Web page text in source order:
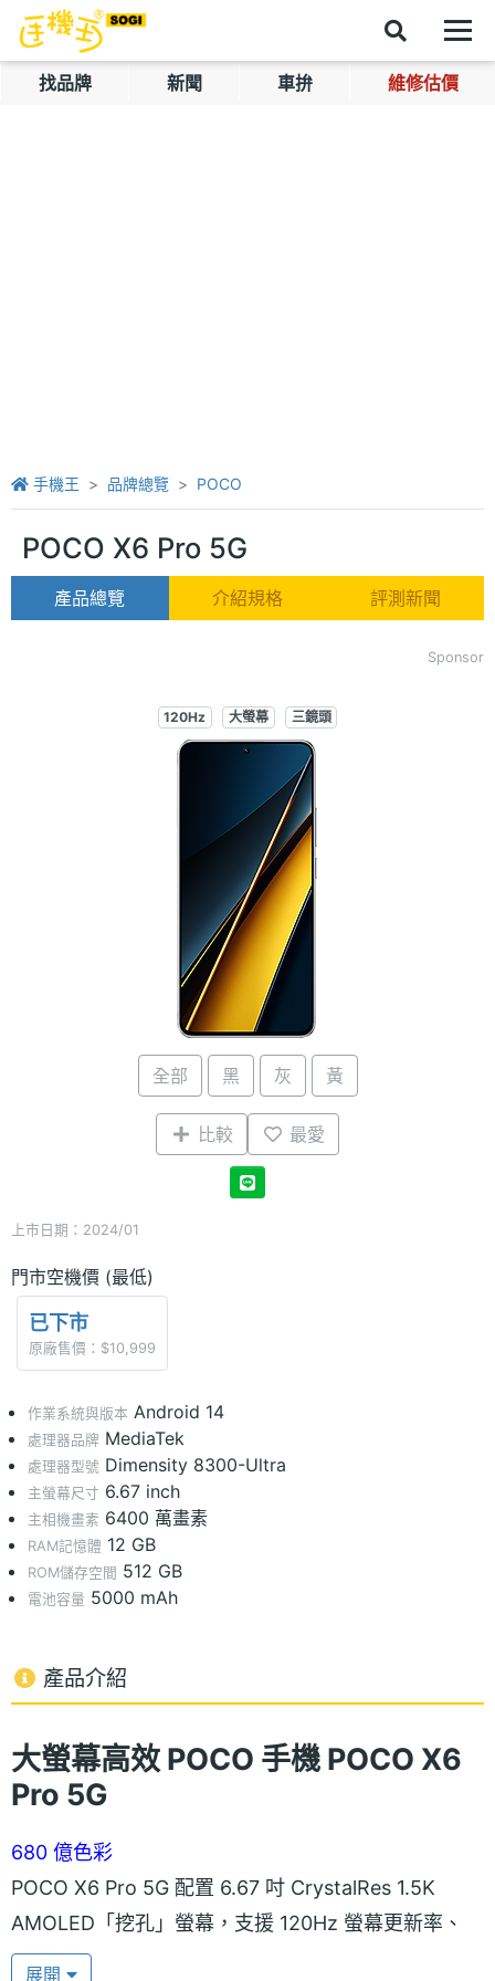
找品牌 新聞 車拚 維修估價
手機王 品牌總覽 POCO
POCO X6 Pro 5G
產品總覽 介紹規格 評測新聞
Sponsor
120Hz 大螢幕 三鏡頭
全部 黑 灰 黃
比較 最愛
上市日期：2024/01
門市空機價 (最低)
已下市
原廠售價：$10,999
作業系統與版本 Android 14
處理器品牌 MediaTek
處理器型號 Dimensity 8300-Ultra
主螢幕尺寸 6.67 inch
主相機畫素 6400 萬畫素
RAM記憶體 12 GB
ROM儲存空間 512 GB
電池容量 5000 mAh
產品介紹
大螢幕高效 POCO 手機POCO X6
Pro 5G
680 億色彩
POCO X6 Pro 5G 配置 6.67 吋 CrystalRes 1.5K
AMOLED「挖孔」螢幕，支援 120Hz 螢幕更新率、
480Hz 觸控採樣率，具備 1,800nits 峰值亮度，陽光
展開